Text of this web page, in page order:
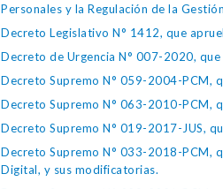
Personales y la Regulación de la
Decreto Legislativo N° 1412, que
Decreto de Urgencia N° 007-2020,
Decreto Supremo N° 059-2004-PCM,
Decreto Supremo N° 063-2010-PCM,
Decreto Supremo N° 019-2017-JUS,
Decreto Supremo N° 033-2018-PCM,
Digital, y sus modificatorias.